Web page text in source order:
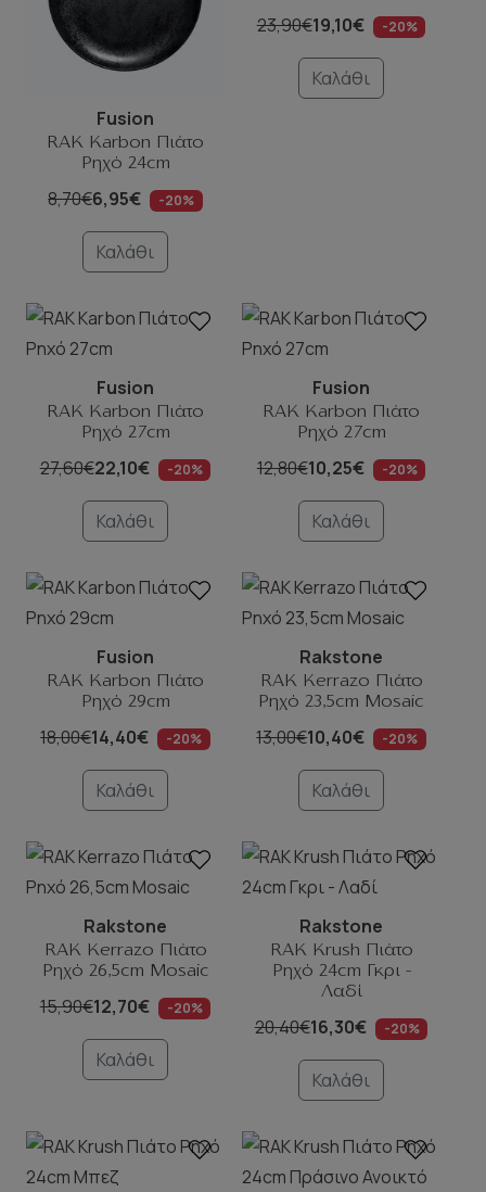
Fusion
RAK Karbon Πιάτο
Ρηχό 24cm
8,70€6,95€ -20%
Καλάθι
23,90€19,10€ -20%
Καλάθι
Fusion
RAK Karbon Πιάτο
Ρηχό 27cm
27,60€22,10€ -20%
Καλάθι
Fusion
RAK Karbon Πιάτο
Ρηχό 27cm
12,80€10,25€ -20%
Καλάθι
Fusion
RAK Karbon Πιάτο
Ρηχό 29cm
18,00€14,40€ -20%
Καλάθι
Rakstone
RAK Kerrazo Πιάτο
Ρηχό 23,5cm Mosaic
13,00€10,40€ -20%
Καλάθι
Rakstone
RAK Kerrazo Πιάτο
Ρηχό 26,5cm Mosaic
15,90€12,70€ -20%
Καλάθι
Rakstone
RAK Krush Πιάτο
Ρηχό 24cm Γκρι -
Λαδί
20,40€16,30€ -20%
Καλάθι